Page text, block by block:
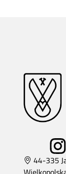
44-335